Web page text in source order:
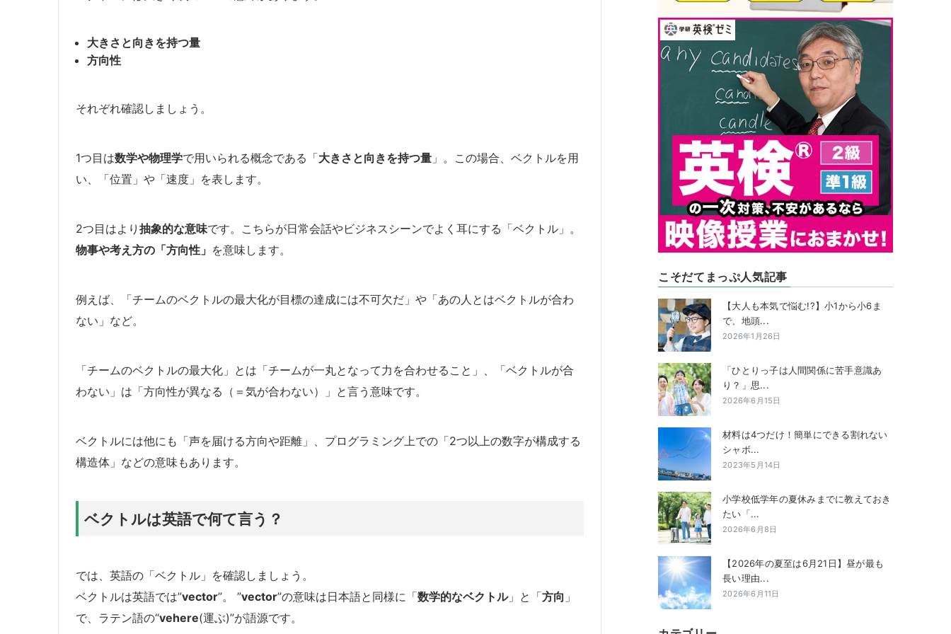
大きさと向きを持つ量
方向性
それぞれ確認しましょう。
1つ目は数学や物理学で用いられる概念である「大きさと向きを持つ量 」。この場合、ベクトルを用
い、「位置」や「速度」を表します。
2つ目はより 抽象的な意味です。こちらが日常会話やビジネスシーンでよく耳にする「ベクトル」。
物事や考え方の「方向性」 を意味します。
例えば、「チームのベクトルの最大化が目標の達成には不可欠だ」や「あの人とはベクトルが合わ
ない」など。
「チームのベクトルの最大化」とは「チームが一丸となって力を合わせること」、「ベクトルが合
わない」は「方向性が異なる（＝気が合わない）」と言う意味です。
ベクトルには他にも「声を届ける方向や距離」、プログラミング上での「2つ以上の数字が構成する
構造体」などの意味もあります。
ベクトルは英語で何て言う？
では、英語の「ベクトル」を確認しましょう。
ベクトルは英語では”vector”。 ”vector”の意味は日本語と同様に「数学的なベクトル」と「方向 」
で、ラテン語の“vehere(運ぶ)”が語源です。
こそだてまっぷ人気記事
【大人も本気で悩む!?】小1から小6ま
で、地頭...
2026年1月26日
「ひとりっ子は人間関係に苦手意識あ
り？」思...
2026年6月15日
材料は4つだけ！簡単にできる割れない
シャボ...
2023年5月14日
小学校低学年の夏休みまでに教えておき
たい「...
2026年6月8日
【2026年の夏至は6月21日】昼が最も
長い理由...
2026年6月11日